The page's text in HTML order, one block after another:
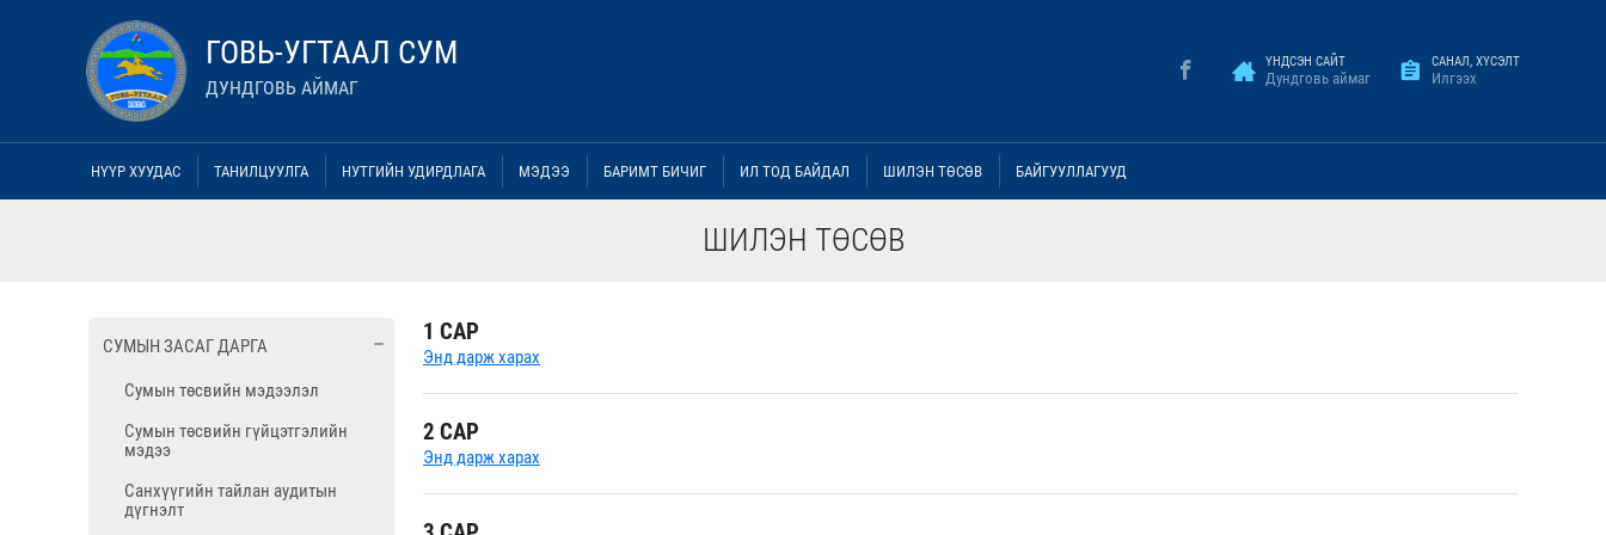
ГОВЬ-УГТААЛ СУМ
ДУНДГОВЬ АЙМАГ
ҮНДСЭН САЙТ
Дундговь аймаг
САНАЛ, ХҮСЭЛТ
Илгээх
НҮҮР ХУУДАС ТАНИЛЦУУЛГА НУТГИЙН УДИРДЛАГА МЭДЭЭ БАРИМТ БИЧИГ ИЛ ТОД БАЙДАЛ ШИЛЭН ТӨСӨВ БАЙГУУЛЛАГУУД
ШИЛЭН ТӨСӨВ
СУМЫН ЗАСАГ ДАРГА
Сумын төсвийн мэдээлэл
Сумын төсвийн гүйцэтгэлийн
мэдээ
Санхүүгийн тайлан аудитын
дүгнэлт
1 САР
Энд дарж харах
2 САР
Энд дарж харах